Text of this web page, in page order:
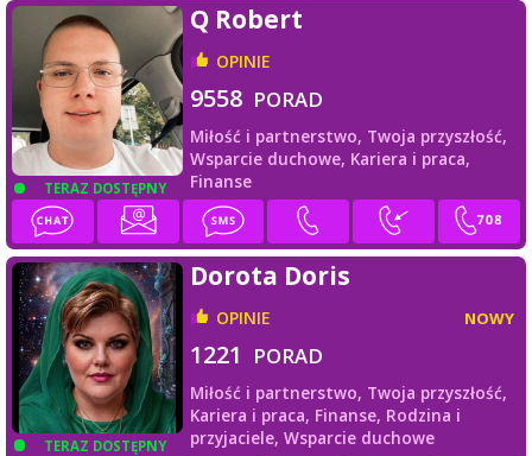
TERAZ DOSTĘPNY
Q Robert
OPINIE
9558 PORAD
Miłość i partnerstwo, Twoja przyszłość,
Wsparcie duchowe, Kariera i praca,
Finanse
TERAZ DOSTĘPNY
Dorota Doris
OPINIE NOWY
1221 PORAD
Miłość i partnerstwo, Twoja przyszłość,
Kariera i praca, Finanse, Rodzina i
przyjaciele, Wsparcie duchowe